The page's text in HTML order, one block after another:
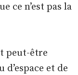
ce n’est pas la
peut-être
et de